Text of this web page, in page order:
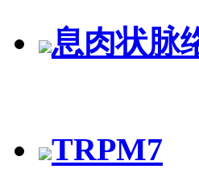
息肉状脉
TRPM7